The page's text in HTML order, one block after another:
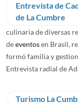
Entrevista de
de La Cumbre
culinaria de diversas
deeventosen Brasil,
formó familia y
Entrevista radial de
Turismo La